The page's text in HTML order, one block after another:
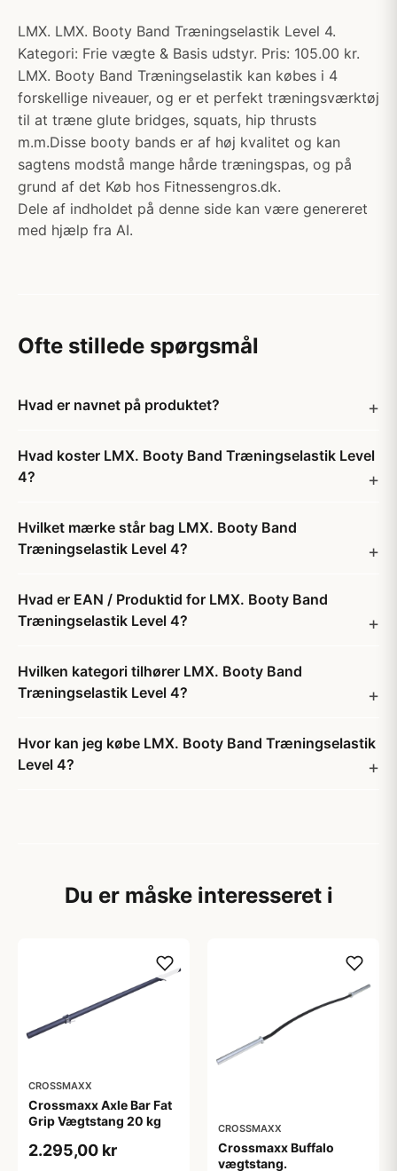
LMX. LMX. Booty Band Træningselastik Level 4.
Kategori: Frie vægte & Basis udstyr. Pris: 105.00 kr.
LMX. Booty Band Træningselastik kan købes i 4
forskellige niveauer, og er et perfekt træningsværktøj
til at træne glute bridges, squats, hip thrusts
m.m.Disse booty bands er af høj kvalitet og kan
sagtens modstå mange hårde træningspas, og på
grund af det Køb hos Fitnessengros.dk.
Dele af indholdet på denne side kan være genereret
med hjælp fra AI.
Ofte stillede spørgsmål
Hvad er navnet på produktet?
Hvad koster LMX. Booty Band Træningselastik Level
4?
Hvilket mærke står bag LMX. Booty Band
Træningselastik Level 4?
Hvad er EAN / Produktid for LMX. Booty Band
Træningselastik Level 4?
Hvilken kategori tilhører LMX. Booty Band
Træningselastik Level 4?
Hvor kan jeg købe LMX. Booty Band Træningselastik
Level 4?
Du er måske interesseret i
CROSSMAXX
Crossmaxx Axle Bar Fat
Grip Vægtstang 20 kg
2.295,00 kr
CROSSMAXX
Crossmaxx Buffalo
vægtstang.